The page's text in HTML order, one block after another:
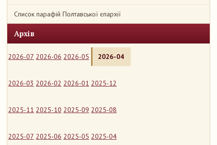
Список парафій Полтавської єпархії
Архів
2026-07 2026-06 2026-05 2026-04
2026-03 2026-02 2026-01 2025-12
2025-11 2025-10 2025-09 2025-08
2025-07 2025-06 2025-05 2025-04